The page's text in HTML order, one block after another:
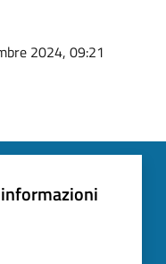
2024, 09:21